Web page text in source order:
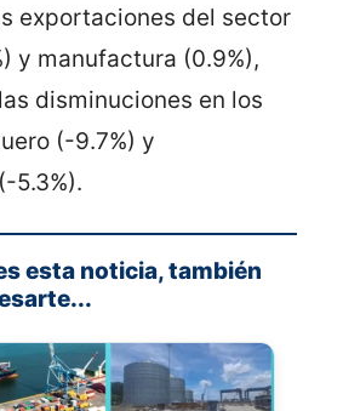
exportaciones del sector
y manufactura (0.9%),
disminuciones en los
(-9.7%) y
5.3%).
esta noticia, también